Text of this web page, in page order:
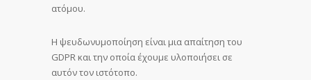
ατόμου.
Η ψευδωνυμοποίηση είναι μια απαίτηση του
GDPR και την οποία έχουμε υλοποιήσει σε
αυτόν τον ιστότοπο.